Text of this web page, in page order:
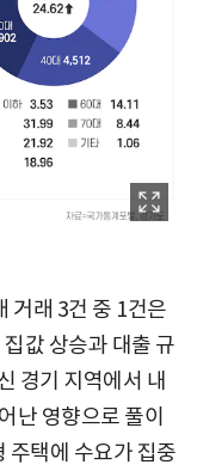
거래 3건 중 1건은
값 상승과 대출 규
경기 지역에서 내
난 영향으로 풀이
주택에 수요가 집중